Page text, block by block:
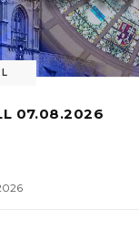
07.08.2026